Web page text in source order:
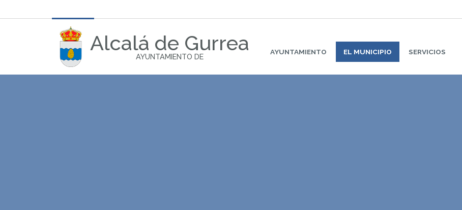
Alcalá de Gurrea
AYUNTAMIENTO DE
AYUNTAMIENTO EL MUNICIPIO SERVICIOS